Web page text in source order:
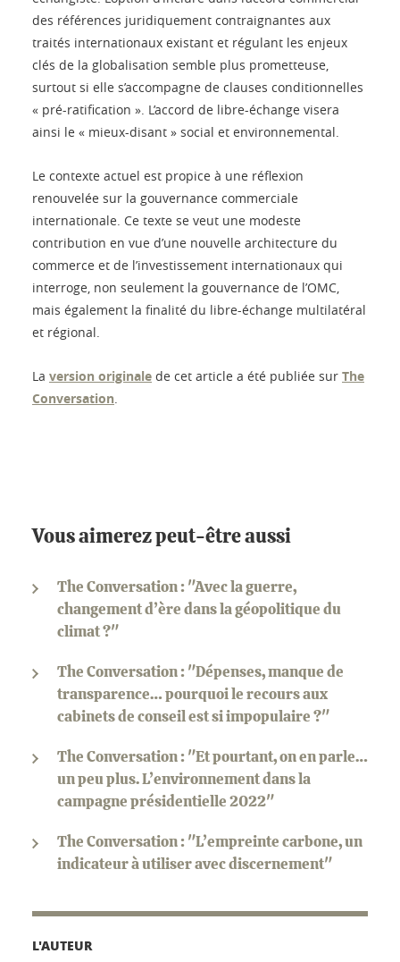
des références juridiquement contraignantes aux
traités internationaux existant et régulant les enjeux
clés de la globalisation semble plus prometteuse,
surtout si elle s’accompagne de clauses conditionnelles
« pré-ratification ». L’accord de libre-échange visera
ainsi le « mieux-disant » social et environnemental.
Le contexte actuel est propice à une réflexion
renouvelée sur la gouvernance commerciale
internationale. Ce texte se veut une modeste
contribution en vue d’une nouvelle architecture du
commerce et de l’investissement internationaux qui
interroge, non seulement la gouvernance de l’OMC,
mais également la finalité du libre-échange multilatéral
et régional.
La version originale de cet article a été publiée sur The
Conversation.
Vous aimerez peut-être aussi
The Conversation : "Avec la guerre,
changement d’ère dans la géopolitique du
climat ?"
The Conversation : "Dépenses, manque de
transparence… pourquoi le recours aux
cabinets de conseil est si impopulaire ?"
The Conversation : "Et pourtant, on en parle…
un peu plus. L’environnement dans la
campagne présidentielle 2022"
The Conversation : "L’empreinte carbone, un
indicateur à utiliser avec discernement"
L'AUTEUR